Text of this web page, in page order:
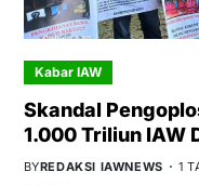
Kabar IAW
Skandal
1.000 Triliun IAW
BYREDAKSI IAWNEWS 1